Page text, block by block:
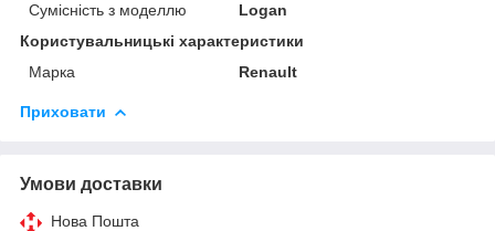
Сумісність з моделлю
Logan
Користувальницькі характеристики
Марка
Renault
Приховати
Умови доставки
Нова Пошта